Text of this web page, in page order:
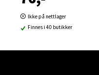
Ikke på nettlager
Finnes i 40 butikker
Ski Storsenter,
Åpent i dag 10-21